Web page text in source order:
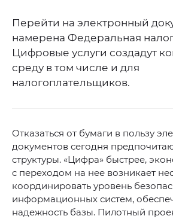
Перейти на электронный
намерена Федеральная
Цифровые услуги создадут
среду в том числе и для
налогоплательщиков.
Отказаться от бумаги в пользу
документов сегодня
структуры. «Цифра» быстрее,
с переходом на нее возникает
координировать уровень
информационных систем,
надежность базы. Пилотный